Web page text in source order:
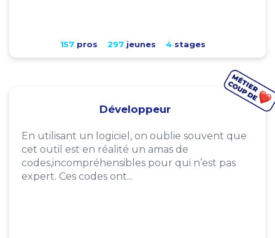
157pros 297jeunes 4stages
Développeur
En utilisant un logiciel, on oublie souvent que
cet outil est en réalité un amas de
codes,incompréhensibles pour qui n’est pas
expert. Ces codes ont...